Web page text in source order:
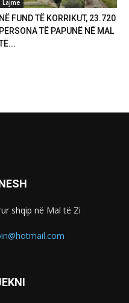
Lajme
NË FUND TË KORRIKUT, 23.720
PERSONA TË PAPUNË NË MAL
shqip në Mal të Zi